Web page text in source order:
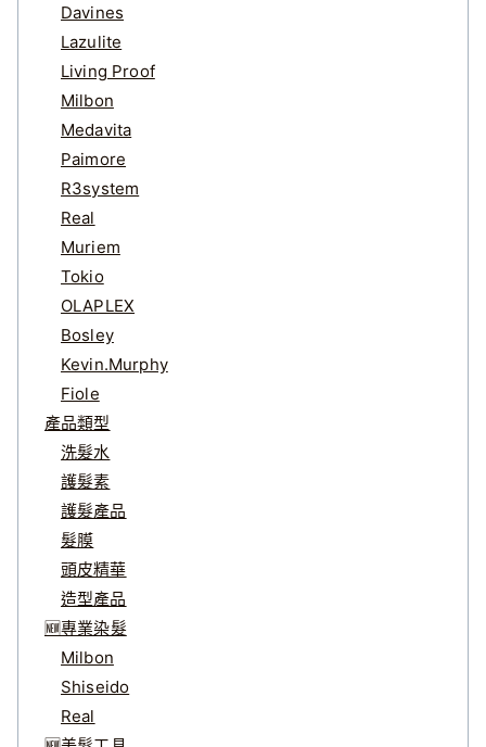
Davines
Lazulite
Living Proof
Milbon
Medavita
Paimore
R3system
Real
Muriem
Tokio
OLAPLEX
Bosley
Kevin.Murphy
Fiole
產品類型
洗髮水
護髮素
護髮產品
髮膜
頭皮精華
造型產品
🆕專業染髮
Milbon
Shiseido
Real